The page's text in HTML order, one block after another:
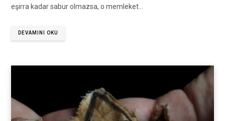
eşirra kadar sabur olmazsa, o memleket…
DEVAMINI OKU